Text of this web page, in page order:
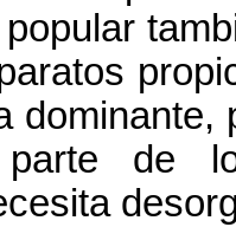
dominante,
de